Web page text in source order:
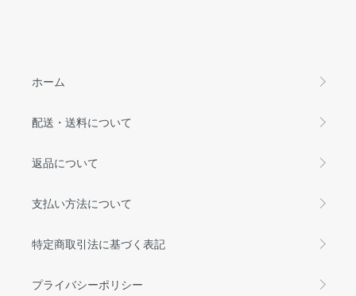
ホーム
配送・送料について
返品について
支払い方法について
特定商取引法に基づく表記
プライバシーポリシー